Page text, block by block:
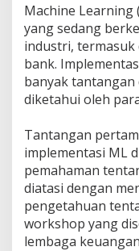
Machine Learning
yang sedang
industri,
bank.
banyak
diketahui oleh
Tantangan
implementasi ML
pemahaman
diatasi dengan
pengetahuan
workshop yang
lembaga